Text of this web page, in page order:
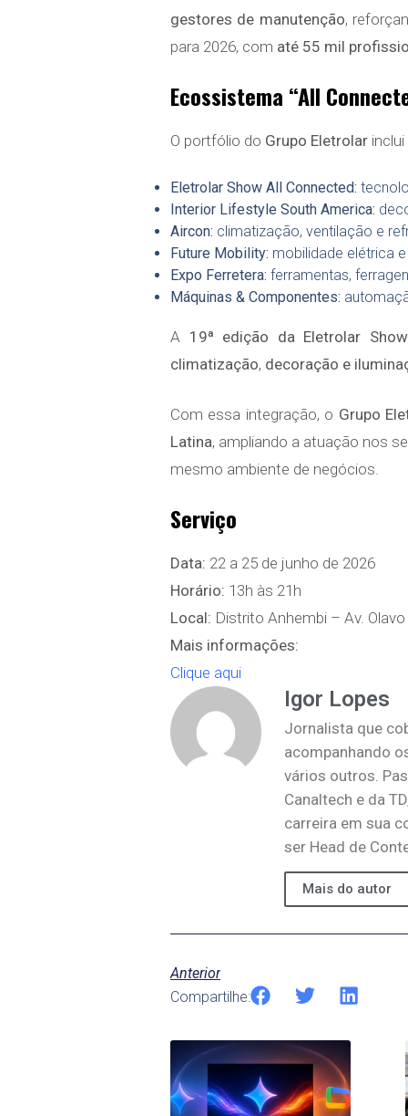
gestores de manutenção,
para 2026, com até 55 mil
Ecossistema “All
O portfólio do Grupo Eletrolar
Eletrolar Show All Connected:
Interior Lifestyle South America:
Aircon: climatização, ventilação e
Future Mobility: mobilidade elétrica
Expo Ferretera: ferramentas,
Máquinas & Componentes:
A 19ª edição da Eletrolar
climatização, decoração e
Com essa integração, o Grupo
Latina, ampliando a atuação nos
mesmo ambiente de negócios.
Serviço
Data: 22 a 25 de junho de 2026
Horário: 13h às 21h
Local: Distrito Anhembi – Av.
Mais informações:
Clique aqui
Igor Lopes
Jornalista que
acompanhando
vários outros.
Canaltech e da
carreira em sua
ser Head de
Mais do autor
Anterior
Compartilhe: